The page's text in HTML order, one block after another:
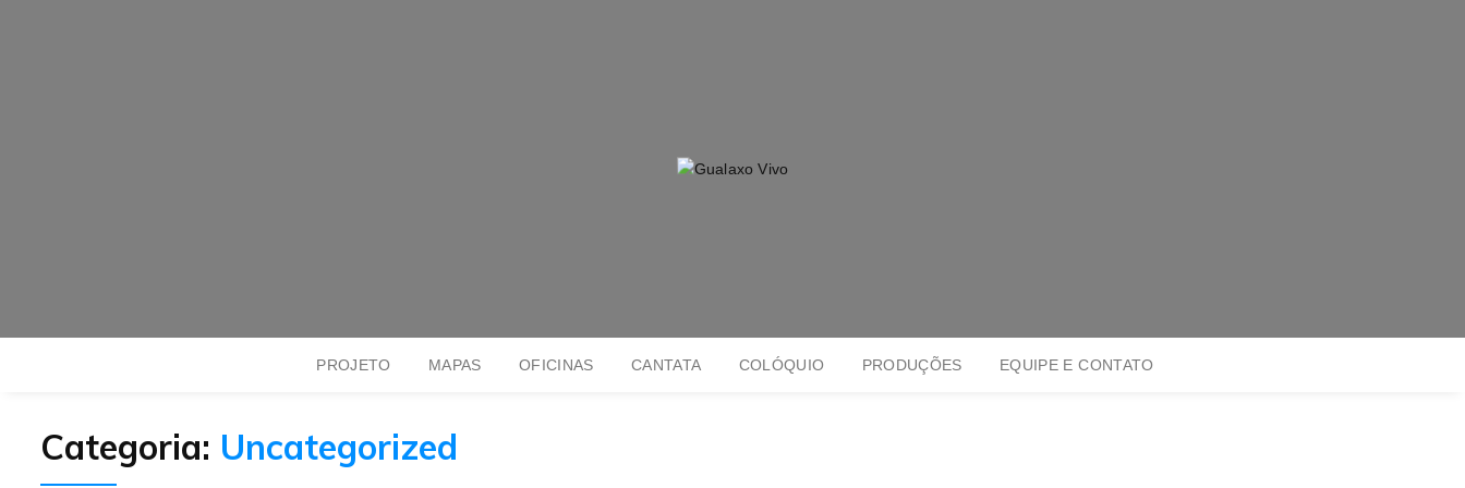
PROJETO MAPAS OFICINAS CANTATA COLÓQUIO PRODUÇÕES EQUIPE E CONTATO
Categoria: Uncategorized